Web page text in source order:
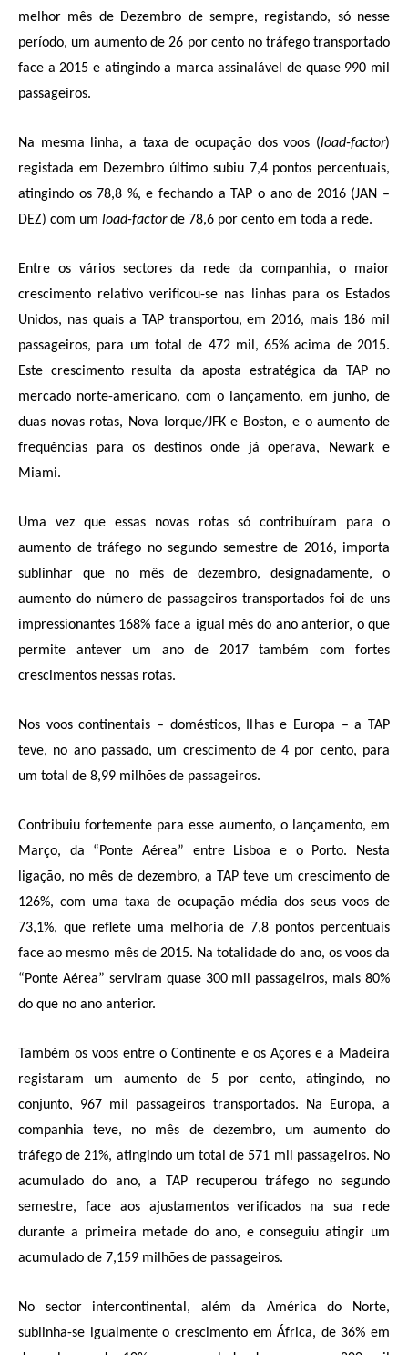
melhor mês de Dezembro de sempre, registando, só nesse
período, um aumento de 26 por cento no tráfego transportado
face a 2015 e atingindo a marca assinalável de quase 990 mil
passageiros.
Na mesma linha, a taxa de ocupação dos voos (load-factor)
registada em Dezembro último subiu 7,4 pontos percentuais,
atingindo os 78,8 %, e fechando a TAP o ano de 2016 (JAN –
DEZ) com um load-factorde 78,6 por cento em toda a rede.
Entre os vários sectores da rede da companhia, o maior
crescimento relativo verificou-se nas linhas para os Estados
Unidos, nas quais a TAP transportou, em 2016, mais 186 mil
passageiros, para um total de 472 mil, 65% acima de 2015.
Este crescimento resulta da aposta estratégica da TAP no
mercado norte-americano, com o lançamento, em junho, de
duas novas rotas, Nova Iorque/JFK e Boston, e o aumento de
frequências para os destinos onde já operava, Newark e
Miami.
Uma vez que essas novas rotas só contribuíram para o
aumento de tráfego no segundo semestre de 2016, importa
sublinhar que no mês de dezembro, designadamente, o
aumento do número de passageiros transportados foi de uns
impressionantes 168% face a igual mês do ano anterior, o que
permite antever um ano de 2017 também com fortes
crescimentos nessas rotas.
Nos voos continentais – domésticos, Ilhas e Europa – a TAP
teve, no ano passado, um crescimento de 4 por cento, para
um total de 8,99 milhões de passageiros.
Contribuiu fortemente para esse aumento, o lançamento, em
Março, da “Ponte Aérea” entre Lisboa e o Porto. Nesta
ligação, no mês de dezembro, a TAP teve um crescimento de
126%, com uma taxa de ocupação média dos seus voos de
73,1%, que reflete uma melhoria de 7,8 pontos percentuais
face ao mesmo mês de 2015. Na totalidade do ano, os voos da
“Ponte Aérea” serviram quase 300 mil passageiros, mais 80%
do que no ano anterior.
Também os voos entre o Continente e os Açores e a Madeira
registaram um aumento de 5 por cento, atingindo, no
conjunto, 967 mil passageiros transportados. Na Europa, a
companhia teve, no mês de dezembro, um aumento do
tráfego de 21%, atingindo um total de 571 mil passageiros. No
acumulado do ano, a TAP recuperou tráfego no segundo
semestre, face aos ajustamentos verificados na sua rede
durante a primeira metade do ano, e conseguiu atingir um
acumulado de 7,159 milhões de passageiros.
No sector intercontinental, além da América do Norte,
sublinha-se igualmente o crescimento em África, de 36% em